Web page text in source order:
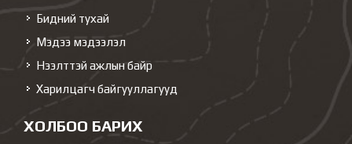
Бидний тухай
Мэдээ мэдээлэл
Нээлттэй ажлын байр
Харилцагч байгууллагууд
ХОЛБОО БАРИХ